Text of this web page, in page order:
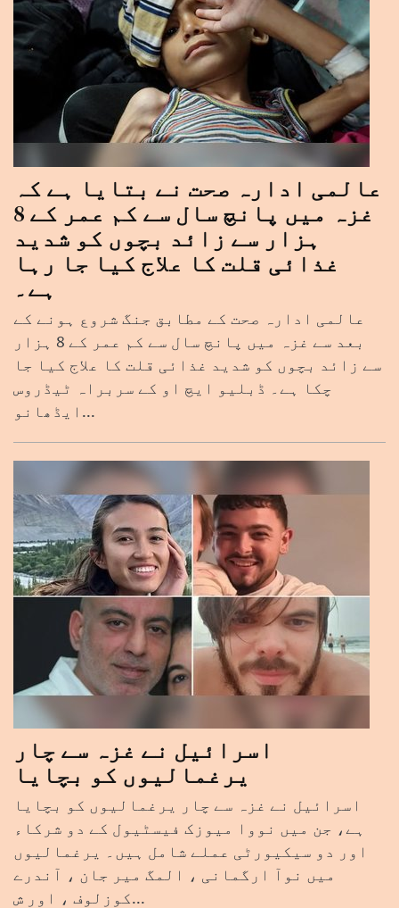
عالمی ادارہ صحت نے بتایا ہے کہ
غزہ میں پانچ سال سے کم عمر کے 8
ہزار سے زائد بچوں کو شدید
غذائی قلت کا علاج کیا جا رہا
ہے۔
عالمی ادارہ صحت کے مطابق جنگ شروع ہونے کے
بعد سے غزہ میں پانچ سال سے کم عمر کے 8 ہزار
سے زائد بچوں کو شدید غذائی قلت کا علاج کیا جا
چکا ہے۔ ڈبلیو ایچ او کے سربراہ ٹیڈروس
ایڈھانو...
اسرائیل نے غزہ سے چار
یرغمالیوں کو بچایا
اسرائیل نے غزہ سے چار یرغمالیوں کو بچایا
ہے، جن میں نووا میوزک فیسٹیول کے دو شرکاء
اور دو سیکیورٹی عملے شامل ہیں۔ یرغمالیوں
میں نوآ ارگمانی ، المگ میر جان ، آندرے
کوزلوف ، اور ش...